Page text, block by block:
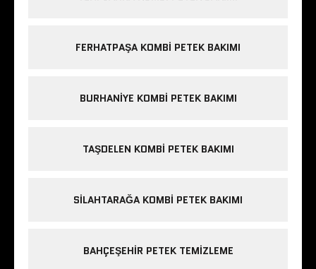
FERHATPAŞA KOMBI PETEK BAKIMI
BURHANIYE KOMBI PETEK BAKIMI
TAŞDELEN KOMBI PETEK BAKIMI
SILAHTARAĞA KOMBI PETEK BAKIMI
BAHÇEŞEHIR PETEK TEMIZLEME